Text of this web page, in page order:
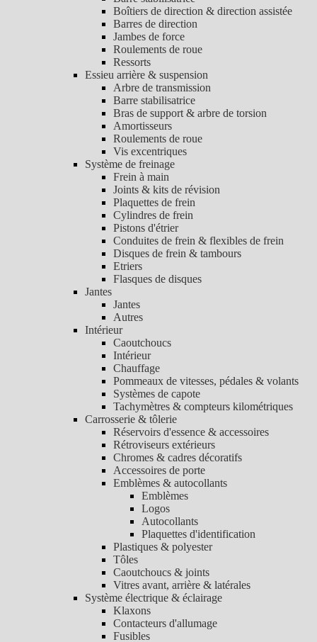
Boîtiers de direction & direction assistée
Barres de direction
Jambes de force
Roulements de roue
Ressorts
Essieu arrière & suspension
Arbre de transmission
Barre stabilisatrice
Bras de support & arbre de torsion
Amortisseurs
Roulements de roue
Vis excentriques
Système de freinage
Frein à main
Joints & kits de révision
Plaquettes de frein
Cylindres de frein
Pistons d'étrier
Conduites de frein & flexibles de frein
Disques de frein & tambours
Etriers
Flasques de disques
Jantes
Jantes
Autres
Intérieur
Caoutchoucs
Intérieur
Chauffage
Pommeaux de vitesses, pédales & volants
Systèmes de capote
Tachymètres & compteurs kilométriques
Carrosserie & tôlerie
Réservoirs d'essence & accessoires
Rétroviseurs extérieurs
Chromes & cadres décoratifs
Accessoires de porte
Emblèmes & autocollants
Emblèmes
Logos
Autocollants
Plaquettes d'identification
Plastiques & polyester
Tôles
Caoutchoucs & joints
Vitres avant, arrière & latérales
Système électrique & éclairage
Klaxons
Contacteurs d'allumage
Fusibles